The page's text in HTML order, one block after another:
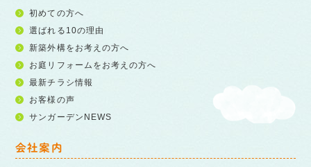
初めての方へ
選ばれる10の理由
新築外構をお考えの方へ
お庭リフォームをお考えの方へ
最新チラシ情報
お客様の声
サンガーデンNEWS
会社案内